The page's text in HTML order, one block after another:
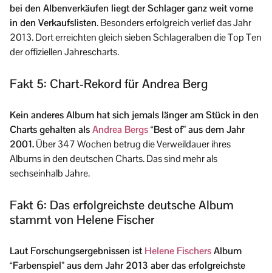
bei den Albenverkäufen liegt der Schlager ganz weit vorne
in den Verkaufslisten. Besonders erfolgreich verlief das Jahr
2013. Dort erreichten gleich sieben Schlageralben die Top Ten
der offiziellen Jahrescharts.
Fakt 5: Chart-Rekord für Andrea Berg
Kein anderes Album hat sich jemals länger am Stück in den
Charts gehalten alsAndrea Bergs“Best of” aus dem Jahr
2001.Über 347 Wochen betrug die Verweildauer ihres
Albums in den deutschen Charts. Das sind mehr als
sechseinhalb Jahre.
Fakt 6: Das erfolgreichste deutsche Album
stammt von Helene Fischer
Laut Forschungsergebnissen istHelene FischersAlbum
“Farbenspiel” aus dem Jahr 2013 aber das erfolgreichste